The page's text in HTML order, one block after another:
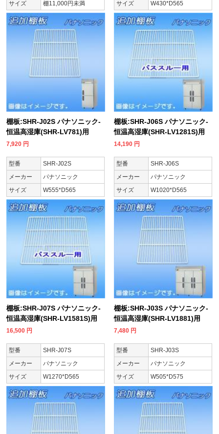
サイズ
棚11,000円未満
サイズ
W430*D565
棚板:SHR-J02S パナソニック-
恒温高湿庫(SHR-LV781)用
7,920 円
型番
SHR-J02S
メーカー
パナソニック
サイズ
W555*D565
棚板:SHR-J06S パナソニック-
恒温高湿庫(SHR-LV1281S)用
14,190 円
型番
SHR-J06S
メーカー
パナソニック
サイズ
W1020*D565
棚板:SHR-J07S パナソニック-
恒温高湿庫(SHR-LV1581S)用
16,500 円
型番
SHR-J07S
メーカー
パナソニック
サイズ
W1270*D565
棚板:SHR-J03S パナソニック-
恒温高湿庫(SHR-LV1881)用
7,480 円
型番
SHR-J03S
メーカー
パナソニック
サイズ
W505*D575